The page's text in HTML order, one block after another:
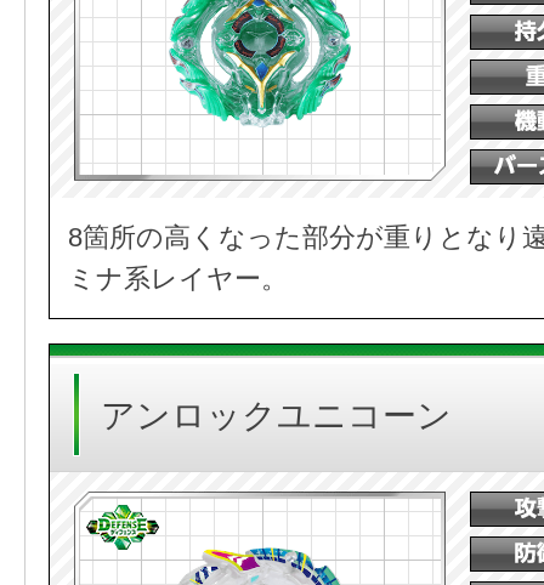
8箇所の高くなった部分が重りとなり
ミナ系レイヤー。
アンロックユニコーン